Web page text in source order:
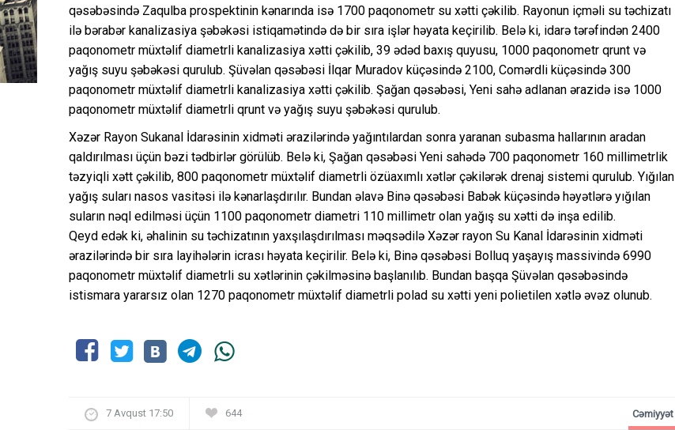
qəsəbəsində Zaqulba prospektinin kənarında isə 1700 paqonometr su xətti çəkilib. Rayonun içməli su təchizatı
ilə bərabər kanalizasiya şəbəkəsi istiqamətində də bir sıra işlər həyata keçirilib. Belə ki, idarə tərəfindən 2400
paqonometr müxtəlif diametrli kanalizasiya xətti çəkilib, 39 ədəd baxış quyusu, 1000 paqonometr qrunt və
yağış suyu şəbəkəsi qurulub. Şüvəlan qəsəbəsi İlqar Muradov küçəsində 2100, Comərdli küçəsində 300
paqonometr müxtəlif diametrli kanalizasiya xətti çəkilib. Şağan qəsəbəsi, Yeni sahə adlanan ərazidə isə 1000
paqonometr müxtəlif diametrli qrunt və yağış suyu şəbəkəsi qurulub.
Xəzər Rayon Sukanal İdarəsinin xidməti ərazilərində yağıntılardan sonra yaranan subasma hallarının aradan
qaldırılması üçün bəzi tədbirlər görülüb. Belə ki, Şağan qəsəbəsi Yeni sahədə 700 paqonometr 160 millimetrlik
təzyiqli xətt çəkilib, 800 paqonometr müxtəlif diametrli özüaxımlı xətlər çəkilərək drenaj sistemi qurulub. Yığılan
yağış suları nasos vasitəsi ilə kənarlaşdırılır. Bundan əlavə Binə qəsəbəsi Babək küçəsində həyətlərə yığılan
suların nəql edilməsi üçün 1100 paqonometr diametri 110 millimetr olan yağış su xətti də inşa edilib.
Qeyd edək ki, əhalinin su təchizatının yaxşılaşdırılması məqsədilə Xəzər rayon Su Kanal İdarəsinin xidməti
ərazilərində bir sıra layihələrin icrası həyata keçirilir. Belə ki, Binə qəsəbəsi Bolluq yaşayış massivində 6990
paqonometr müxtəlif diametrli su xətlərinin çəkilməsinə başlanılıb. Bundan başqa Şüvəlan qəsəbəsində
istismara yararsız olan 1270 paqonometr müxtəlif diametrli polad su xətti yeni polietilen xətlə əvəz olunub.
7 Avqust 17:50 644 Cəmiyyət